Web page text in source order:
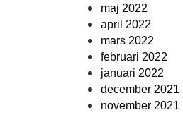
maj 2022
april 2022
mars 2022
februari 2022
januari 2022
december 2021
november 2021